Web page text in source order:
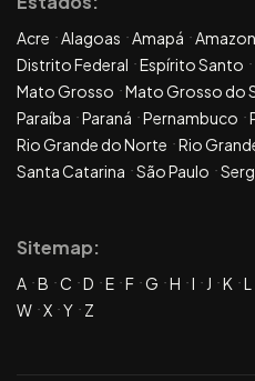
Acre Alagoas Amapá
Distrito Federal
Espírito Santo
Mato Grosso
Mato Grosso do
Paraíba
Paraná Pernambuco
Rio Grande do Norte
Rio
Santa Catarina
São Paulo
Sitemap:
A B C D E F G H I J K L
W X Y Z